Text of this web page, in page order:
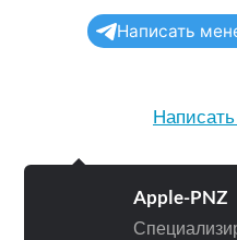
Написать
Apple-PNZ